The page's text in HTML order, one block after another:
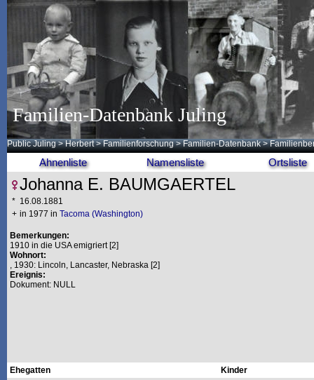
Familien-Datenbank Juling
Public Juling >Herbert >Familienforschung >Familien-Datenbank >
Ahnenliste Namensliste Ortsliste
Johanna E. BAUMGAERTEL
* 16.08.1881
+ in 1977 in Tacoma (Washington)
Bemerkungen:
1910 in die USA emigriert [2]
Wohnort:
, 1930: Lincoln, Lancaster, Nebraska [2]
Ereignis:
Dokument: NULL
Ehegatten
Kinder